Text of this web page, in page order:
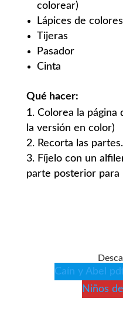
colorear)
Lápices de colores
Tijeras
Pasador
Cinta
Qué hacer:
Colorea la página
la versión en color)
Recorta las partes.
Fíjelo con un
parte posterior para
Caín y Abel
Niños